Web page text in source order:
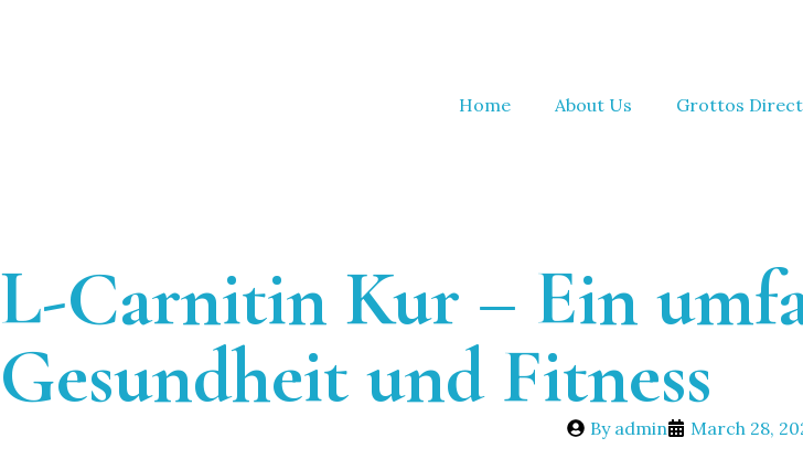
Home About Us Grottos
L-Carnitin Kur – Ein
Gesundheit und Fitness
Byadmin March 28,